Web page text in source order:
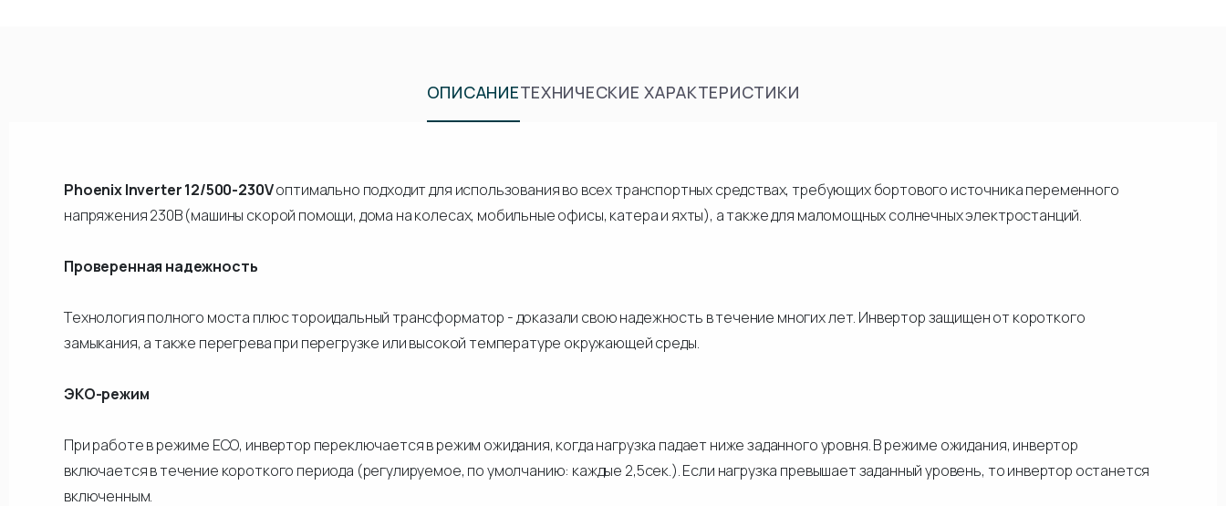
ОПИСАНИЕТЕХНИЧЕСКИЕ ХАРАКТЕРИСТИКИ
Phoenix Inverter 12/500-230Vоптимально подходит для использования во всех транспортных средствах, требующих бортового источника переменного
напряжения 230В (машины скорой помощи, дома на колесах, мобильные офисы, катера и яхты), а также для маломощных солнечных электростанций.
Проверенная надежность
Технология полного моста плюс тороидальный трансформатор - доказали свою надежность в течение многих лет. Инвертор защищен от короткого
замыкания, а также перегрева при перегрузке или высокой температуре окружающей среды.
ЭКО-режим
При работе в режиме ECO, инвертор переключается в режим ожидания, когда нагрузка падает ниже заданного уровня. В режиме ожидания, инвертор
включается в течение короткого периода (регулируемое, по умолчанию: каждые 2,5сек.). Если нагрузка превышает заданный уровень, то инвертор останется
включенным.